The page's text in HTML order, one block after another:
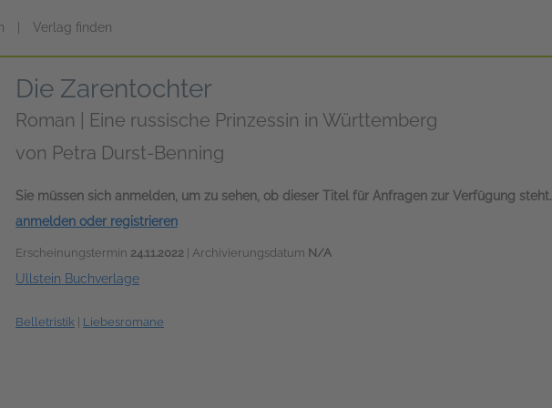
Verlag finden
Die Zarentochter
Roman | Eine russische Prinzessin in Württemberg
von Petra Durst-Benning
Sie müssen sich anmelden, um zu sehen, ob dieser Titel für Anfragen zur Verfügung steht.
anmelden oder registrieren
Erscheinungstermin 24.11.2022 | Archivierungsdatum N/A
Ullstein Buchverlage
Belletristik Liebesromane